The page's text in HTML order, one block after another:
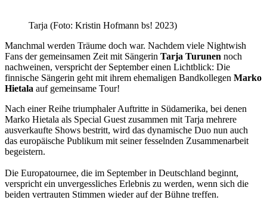
Tarja (Foto: Kristin Hofmann bs! 2023)
Manchmal werden Träume doch war. Nachdem viele Nightwish
Fans der gemeinsamen Zeit mit Sängerin Tarja Turunen noch
nachweinen, verspricht der September einen Lichtblick: Die
finnische Sängerin geht mit ihrem ehemaligen Bandkollegen Marko
Hietala auf gemeinsame Tour!
Nach einer Reihe triumphaler Auftritte in Südamerika, bei denen
Marko Hietala als Special Guest zusammen mit Tarja mehrere
ausverkaufte Shows bestritt, wird das dynamische Duo nun auch
das europäische Publikum mit seiner fesselnden Zusammenarbeit
begeistern.
Die Europatournee, die im September in Deutschland beginnt,
verspricht ein unvergessliches Erlebnis zu werden, wenn sich die
beiden vertrauten Stimmen wieder auf der Bühne treffen.